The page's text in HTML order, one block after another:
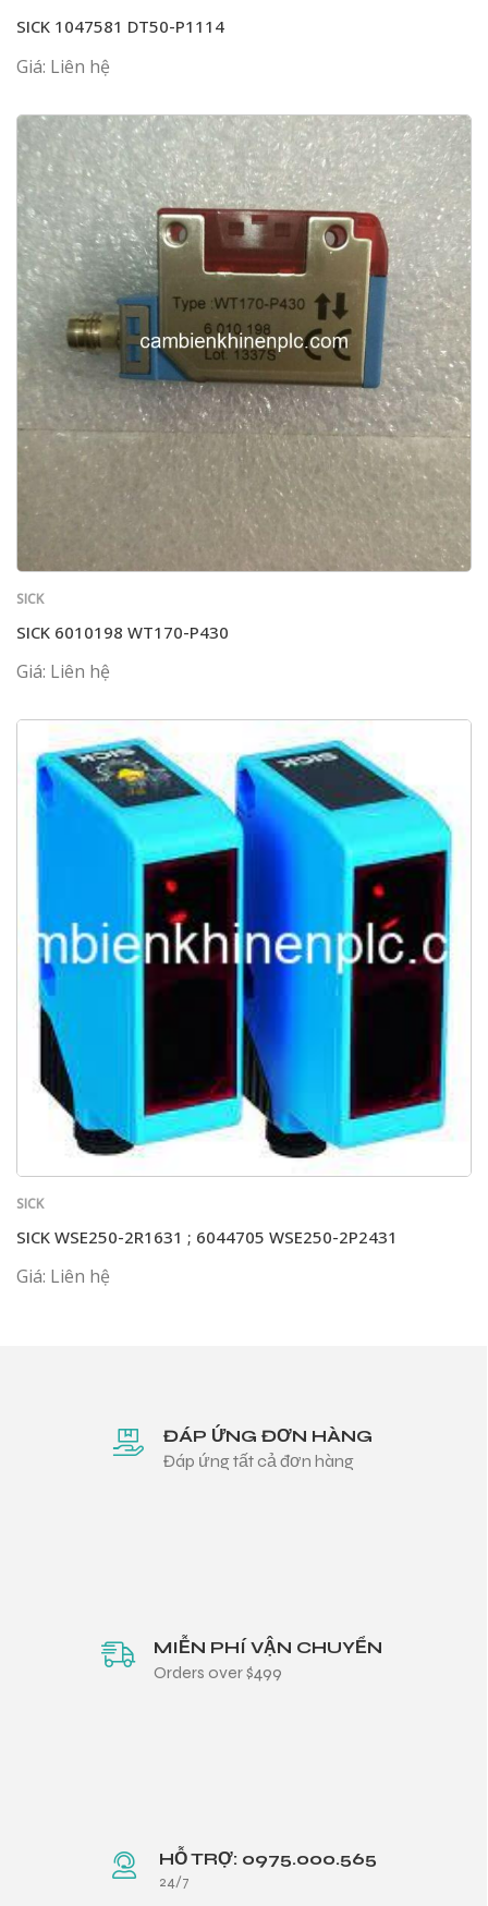
SICK 1047581 DT50-P1114
Giá: Liên hệ
SICK
SICK 6010198 WT170-P430
Giá: Liên hệ
SICK
SICK WSE250-2R1631 ; 6044705 WSE250-2P2431
Giá: Liên hệ
ĐÁP ỨNG ĐƠN HÀNG
Đáp ứng tất cả đơn hàng
MIỄN PHÍ VẬN CHUYỂN
Orders over $499
HỖ TRỢ: 0975.000.565
24/7